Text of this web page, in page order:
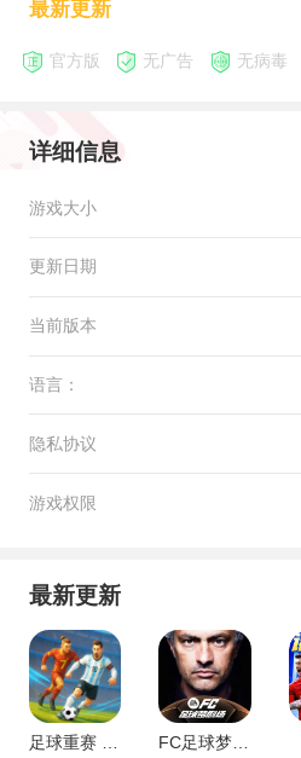
最新更新
官方版 无广告 无病毒
详细信息
游戏大小
更新日期
当前版本
语言：
隐私协议
游戏权限
最新更新